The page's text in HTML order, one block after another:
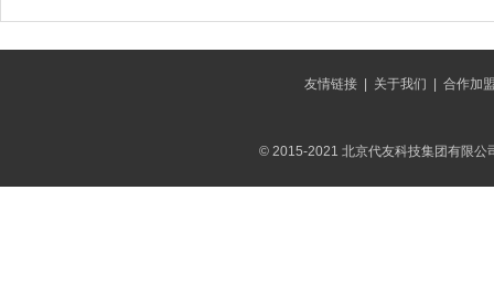
友情链接| 关于我们 合作加
© 2015-2021 北京代友科技集团有限